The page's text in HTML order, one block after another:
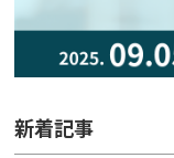
新着記事